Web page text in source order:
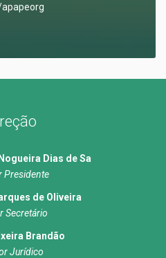
Dias de Sa
Presidente
de Oliveira
Secretário
Brandão
Jurídico